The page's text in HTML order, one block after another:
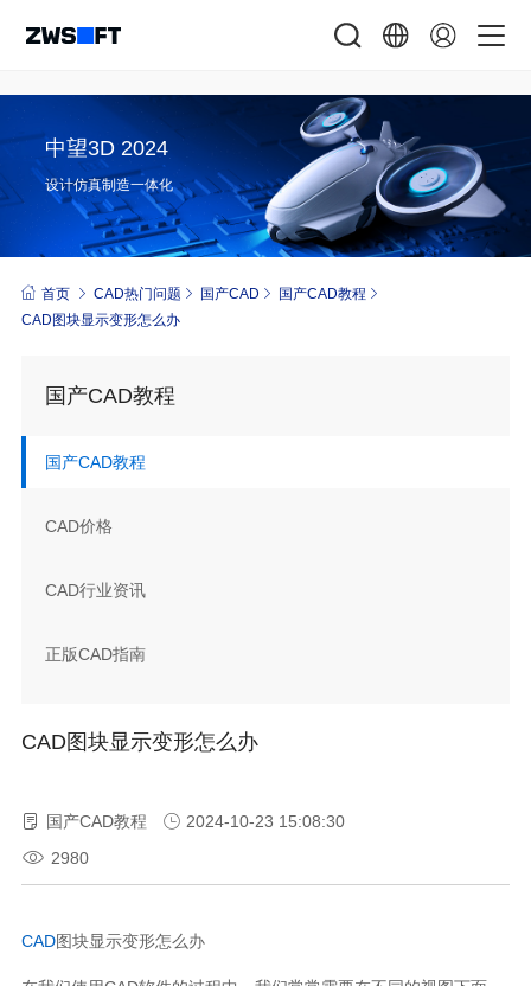
中望3D 2024
设计仿真制造一体化
首页 CAD热门问题 国产CAD
国产CAD教程
CAD图块显示变形怎么办
国产CAD教程
国产CAD教程
CAD价格
CAD行业资讯
正版CAD指南
CAD图块显示变形怎么办
国产CAD教程
2024-10-23 15:08:30
2980
CAD图块显示变形怎么办